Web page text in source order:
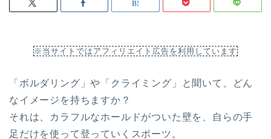
※当サイトではアフィリエイト広告を利用しています
「ボルダリング」や「クライミング」と聞いて、どん
なイメージを持ちますか？
それは、カラフルなホールドがついた壁を、自らの手
足だけを使って登っていくスポーツ。